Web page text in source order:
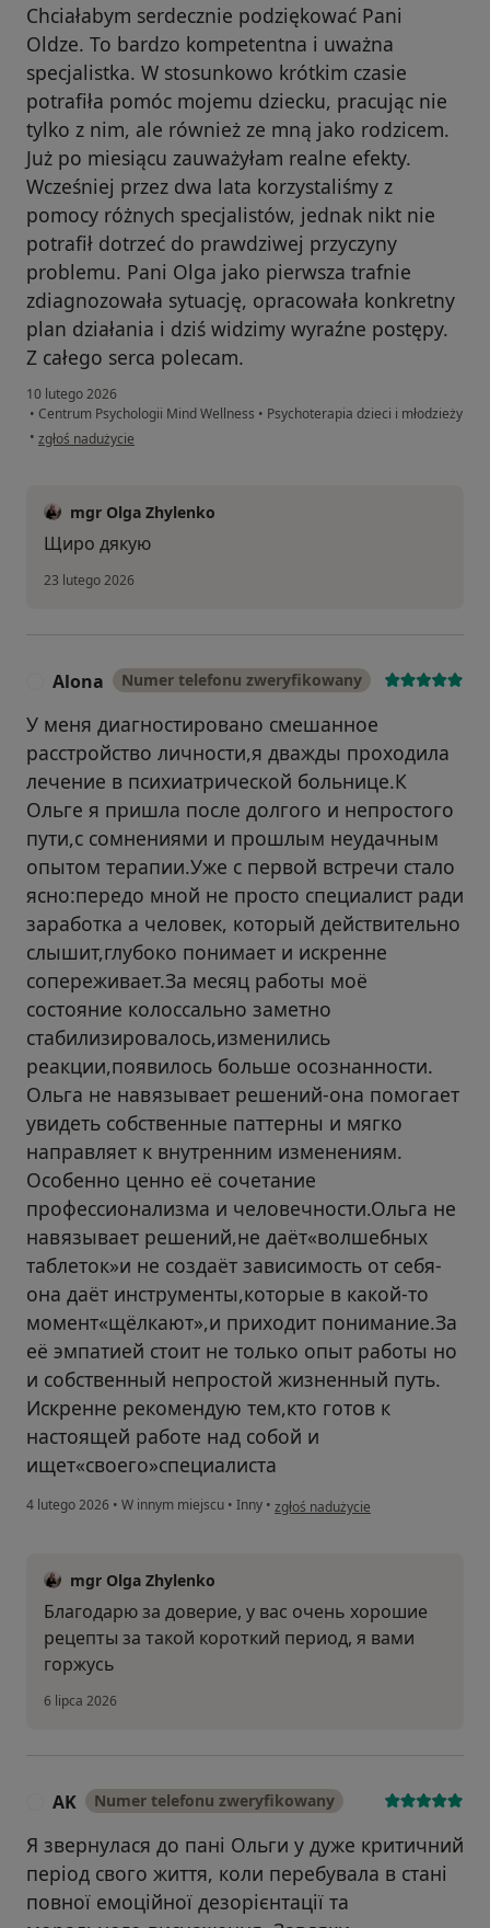
Chciałabym serdecznie podziękować Pani
Oldze. To bardzo kompetentna i uważna
specjalistka. W stosunkowo krótkim czasie
potrafiła pomóc mojemu dziecku, pracując nie
tylko z nim, ale również ze mną jako rodzicem.
Już po miesiącu zauważyłam realne efekty.
Wcześniej przez dwa lata korzystaliśmy z
pomocy różnych specjalistów, jednak nikt nie
potrafił dotrzeć do prawdziwej przyczyny
problemu. Pani Olga jako pierwsza trafnie
zdiagnozowała sytuację, opracowała konkretny
plan działania i dziś widzimy wyraźne postępy.
Z całego serca polecam.
10 lutego 2026
• Centrum Psychologii Mind Wellness • Psychoterapia dzieci i młodzieży
• w opinii użytkownika Nina
zgłoś nadużycie
mgr Olga Zhylenko
Щиро дякую
23 lutego 2026
Alona Numer telefonu zweryfikowany
У меня диагностировано смешанное
расстройство личности,я дважды проходила
лечение в психиатрической больнице.К
Ольге я пришла после долгого и непростого
пути,с сомнениями и прошлым неудачным
опытом терапии.Уже с первой встречи стало
ясно:передо мной не просто специалист ради
заработка а человек, который действительно
слышит,глубоко понимает и искренне
сопереживает.За месяц работы моё
состояние колоссально заметно
стабилизировалось,изменились
реакции,появилось больше осознанности.
Ольга не навязывает решений-она помогает
увидеть собственные паттерны и мягко
направляет к внутренним изменениям.
Особенно ценно её сочетание
профессионализма и человечности.Ольга не
навязывает решений,не даёт«волшебных
таблеток»и не создаёт зависимость от себя-
она даёт инструменты,которые в какой-то
момент«щёлкают»,и приходит понимание.За
её эмпатией стоит не только опыт работы но
и собственный непростой жизненный путь.
Искренне рекомендую тем,кто готов к
настоящей работе над собой и
ищет«своего»специалиста
4 lutego 2026 • W innym miejscu • Inny • w opinii użytkownika Alona
zgłoś nadużycie
mgr Olga Zhylenko
Благодарю за доверие, у вас очень хорошие
рецепты за такой короткий период, я вами
горжусь
6 lipca 2026
AK Numer telefonu zweryfikowany
Я звернулася до пані Ольги у дуже критичний
період свого життя, коли перебувала в стані
повної емоційної дезорієнтації та